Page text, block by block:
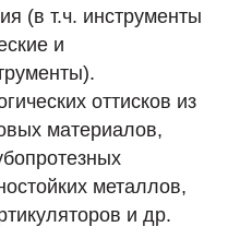
(в т.ч. инструменты
и
оттисков из
материалов,
металлов,
и др.